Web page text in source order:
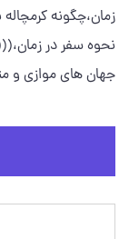
زمان،چگونه
نحوه سفر در
جهان های موازی و